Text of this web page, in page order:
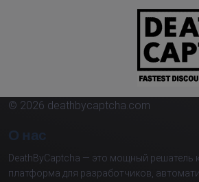
© 2026 deathbycaptcha.com
О нас
DeathByCaptcha — это мощный решатель
платформа для разработчиков,